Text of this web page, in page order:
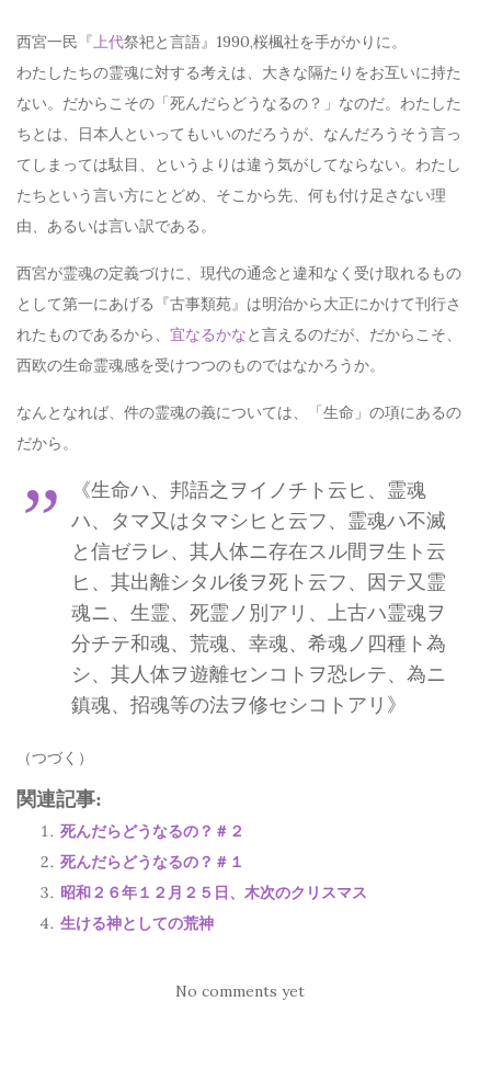
西宮一民『上代祭祀と言語』1990,桜楓社を手がかりに。
わたしたちの霊魂に対する考えは、大きな隔たりをお互いに持た
ない。だからこその「死んだらどうなるの？」なのだ。わたした
ちとは、日本人といってもいいのだろうが、なんだろうそう言っ
てしまっては駄目、というよりは違う気がしてならない。わたし
たちという言い方にとどめ、そこから先、何も付け足さない理
由、あるいは言い訳である。
西宮が霊魂の定義づけに、現代の通念と違和なく受け取れるもの
として第一にあげる『古事類苑』は明治から大正にかけて刊行さ
れたものであるから、 宜なるかなと言えるのだが、だからこそ、
西欧の生命霊魂感を受けつつのものではなかろうか。
なんとなれば、件の霊魂の義については、「生命」の項にあるの
だから。
《生命ハ、邦語之ヲイノチト云ヒ、霊魂
ハ、タマ又はタマシヒと云フ、霊魂ハ不滅
と信ゼラレ、其人体ニ存在スル間ヲ生ト云
ヒ、其出離シタル後ヲ死ト云フ、因テ又霊
魂ニ、生霊、死霊ノ別アリ、上古ハ霊魂ヲ
分チテ和魂、荒魂、幸魂、希魂ノ四種ト為
シ、其人体ヲ遊離センコトヲ恐レテ、為ニ
鎮魂、招魂等の法ヲ修セシコトアリ》
（つづく）
関連記事:
死んだらどうなるの？＃２
死んだらどうなるの？＃１
昭和２６年１２月２５日、木次のクリスマス
生ける神としての荒神
No comments yet